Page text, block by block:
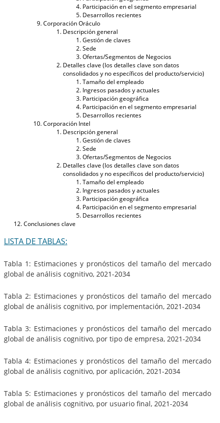
Participación en el segmento empresarial
Desarrollos recientes
Corporación Oráculo
Descripción general
Gestión de claves
Sede
Ofertas/Segmentos de Negocios
Detalles clave (los detalles clave son datos
consolidados y no específicos del producto/servicio)
Tamaño del empleado
Ingresos pasados ​​y actuales
Participación geográfica
Participación en el segmento empresarial
Desarrollos recientes
Corporación Intel
Descripción general
Gestión de claves
Sede
Ofertas/Segmentos de Negocios
Detalles clave (los detalles clave son datos
consolidados y no específicos del producto/servicio)
Tamaño del empleado
Ingresos pasados ​​y actuales
Participación geográfica
Participación en el segmento empresarial
Desarrollos recientes
Conclusiones clave
LISTA DE TABLAS:
Tabla 1: Estimaciones y pronósticos del tamaño del mercado
global de análisis cognitivo, 2021-2034
Tabla 2: Estimaciones y pronósticos del tamaño del mercado
global de análisis cognitivo, por implementación, 2021-2034
Tabla 3: Estimaciones y pronósticos del tamaño del mercado
global de análisis cognitivo, por tipo de empresa, 2021-2034
Tabla 4: Estimaciones y pronósticos del tamaño del mercado
global de análisis cognitivo, por aplicación, 2021-2034
Tabla 5: Estimaciones y pronósticos del tamaño del mercado
global de análisis cognitivo, por usuario final, 2021-2034